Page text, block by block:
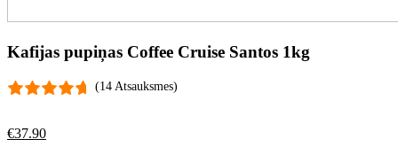
Kafijas pupiņas Coffee Cruise Santos 1kg
(14 Atsauksmes)
€37.90